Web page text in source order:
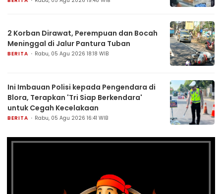
2 Korban Dirawat, Perempuan dan Bocah
Meninggal di Jalur Pantura Tuban
BERITA Rabu, 05 Agu 2026 18:18 WIB
Ini Imbauan Polisi kepada Pengendara di
Blora, Terapkan 'Tri Siap Berkendara'
untuk Cegah Kecelakaan
BERITA Rabu, 05 Agu 2026 16:41 WIB